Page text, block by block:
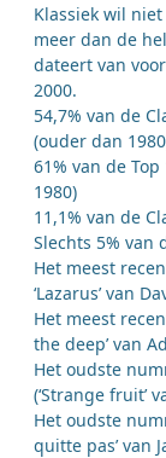
Klassiek wil niet
meer dan de
dateert van
2000.
54,7% van de
(ouder dan
61% van de
1980)
11,1% van de
Slechts 5% van
Het meest
‘Lazarus’ van
Het meest
the deep’ van
Het oudste
(‘Strange fruit’
Het oudste
quitte pas’ van